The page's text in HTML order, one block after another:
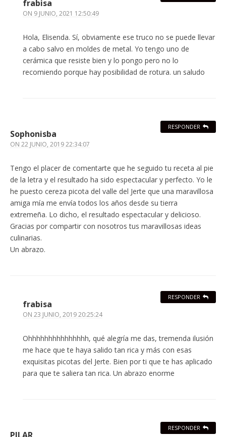
frabisa
ON 9 JUNIO, 2021 12:50:49
Hola, Elisenda. Sí, obviamente ese truco no se puede llevar
a cabo salvo en moldes de metal. Yo tengo uno de
cerámica que resiste bien y lo pongo pero no lo
recomiendo porque hay posibilidad de rotura. un saludo
Sophonisba
ON 22 JUNIO, 2019 22:34:07
Tengo el placer de comentarte que he seguido tu receta al pie
de la letra y el resultado ha sido espectacular y perfecto. Yo le
he puesto cereza picota del valle del Jerte que una maravillosa
amiga mía me envía todos los años desde su tierra
extremeña. Lo dicho, el resultado espectacular y delicioso.
Gracias por compartir con nosotros tus maravillosas ideas
culinarias.
Un abrazo.
RESPONDER
frabisa
ON 23 JUNIO, 2019 20:25:24
Ohhhhhhhhhhhhhhh, qué alegría me das, tremenda ilusión
me hace que te haya salido tan rica y más con esas
exquisitas picotas del Jerte. Bien por ti que te has aplicado
para que te saliera tan rica. Un abrazo enorme
RESPONDER
RESPONDER